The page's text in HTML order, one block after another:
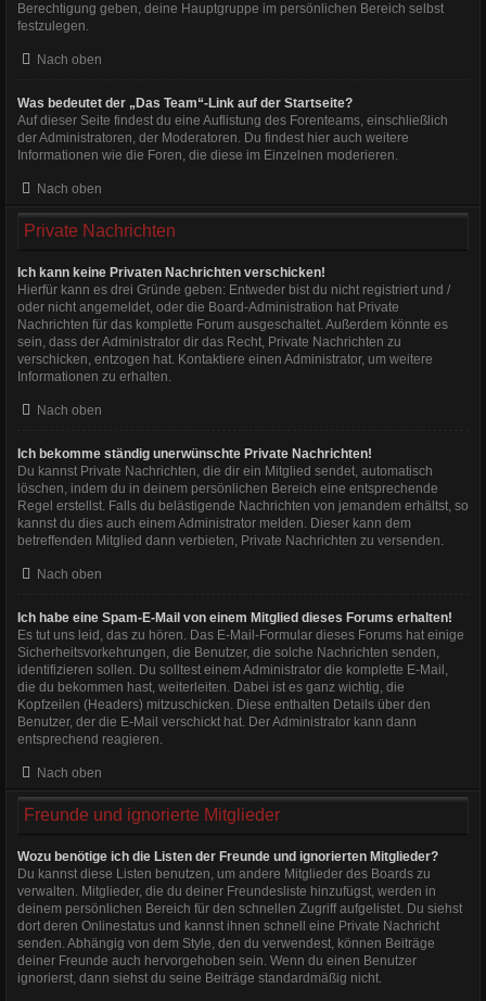
Berechtigung geben, deine Hauptgruppe im persönlichen Bereich selbst
festzulegen.
Nach oben
Was bedeutet der „Das Team“-Link auf der Startseite?
Auf dieser Seite findest du eine Auflistung des Forenteams, einschließlich
der Administratoren, der Moderatoren. Du findest hier auch weitere
Informationen wie die Foren, die diese im Einzelnen moderieren.
Nach oben
Private Nachrichten
Ich kann keine Privaten Nachrichten verschicken!
Hierfür kann es drei Gründe geben: Entweder bist du nicht registriert und /
oder nicht angemeldet, oder die Board-Administration hat Private
Nachrichten für das komplette Forum ausgeschaltet. Außerdem könnte es
sein, dass der Administrator dir das Recht, Private Nachrichten zu
verschicken, entzogen hat. Kontaktiere einen Administrator, um weitere
Informationen zu erhalten.
Nach oben
Ich bekomme ständig unerwünschte Private Nachrichten!
Du kannst Private Nachrichten, die dir ein Mitglied sendet, automatisch
löschen, indem du in deinem persönlichen Bereich eine entsprechende
Regel erstellst. Falls du belästigende Nachrichten von jemandem erhältst, so
kannst du dies auch einem Administrator melden. Dieser kann dem
betreffenden Mitglied dann verbieten, Private Nachrichten zu versenden.
Nach oben
Ich habe eine Spam-E-Mail von einem Mitglied dieses Forums erhalten!
Es tut uns leid, das zu hören. Das E-Mail-Formular dieses Forums hat einige
Sicherheitsvorkehrungen, die Benutzer, die solche Nachrichten senden,
identifizieren sollen. Du solltest einem Administrator die komplette E-Mail,
die du bekommen hast, weiterleiten. Dabei ist es ganz wichtig, die
Kopfzeilen (Headers) mitzuschicken. Diese enthalten Details über den
Benutzer, der die E-Mail verschickt hat. Der Administrator kann dann
entsprechend reagieren.
Nach oben
Freunde und ignorierte Mitglieder
Wozu benötige ich die Listen der Freunde und ignorierten Mitglieder?
Du kannst diese Listen benutzen, um andere Mitglieder des Boards zu
verwalten. Mitglieder, die du deiner Freundesliste hinzufügst, werden in
deinem persönlichen Bereich für den schnellen Zugriff aufgelistet. Du siehst
dort deren Onlinestatus und kannst ihnen schnell eine Private Nachricht
senden. Abhängig von dem Style, den du verwendest, können Beiträge
deiner Freunde auch hervorgehoben sein. Wenn du einen Benutzer
ignorierst, dann siehst du seine Beiträge standardmäßig nicht.